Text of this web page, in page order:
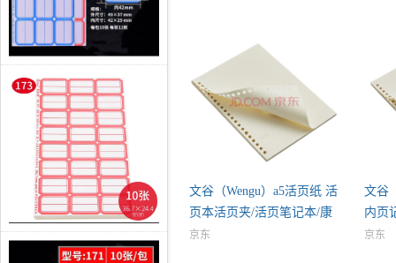
文谷（Wengu）a5活页纸 活
页本活页夹/活页笔记本/康
京东
文谷
内页
京东